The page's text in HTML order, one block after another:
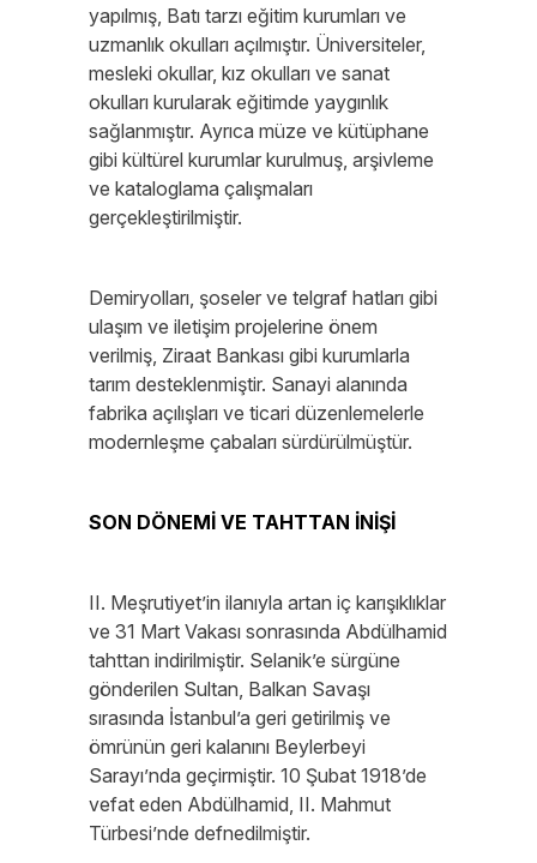
yapılmış, Batı tarzı eğitim kurumları ve
uzmanlık okulları açılmıştır. Üniversiteler,
mesleki okullar, kız okulları ve sanat
okulları kurularak eğitimde yaygınlık
sağlanmıştır. Ayrıca müze ve kütüphane
gibi kültürel kurumlar kurulmuş, arşivleme
ve kataloglama çalışmaları
gerçekleştirilmiştir.
Demiryolları, şoseler ve telgraf hatları gibi
ulaşım ve iletişim projelerine önem
verilmiş, Ziraat Bankası gibi kurumlarla
tarım desteklenmiştir. Sanayi alanında
fabrika açılışları ve ticari düzenlemelerle
modernleşme çabaları sürdürülmüştür.
SON DÖNEMİ VE TAHTTAN İNİŞİ
II. Meşrutiyet’in ilanıyla artan iç karışıklıklar
ve 31 Mart Vakası sonrasında Abdülhamid
tahttan indirilmiştir. Selanik’e sürgüne
gönderilen Sultan, Balkan Savaşı
sırasında İstanbul’a geri getirilmiş ve
ömrünün geri kalanını Beylerbeyi
Sarayı’nda geçirmiştir. 10 Şubat 1918’de
vefat eden Abdülhamid, II. Mahmut
Türbesi’nde defnedilmiştir.